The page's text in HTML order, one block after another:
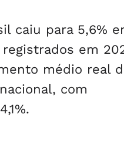
caiu para 5,6%
em
médio real
com